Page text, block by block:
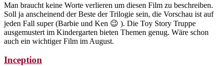
Man braucht keine Worte verlieren um diesen Film zu beschreiben.
Soll ja anscheinend der Beste der Trilogie sein, die Vorschau ist auf
jeden Fall super (Barbie und Ken 😉 ). Die Toy Story Truppe
ausgemustert im Kindergarten bieten Themen genug. Wäre schon
auch ein wichtiger Film im August.
Inception